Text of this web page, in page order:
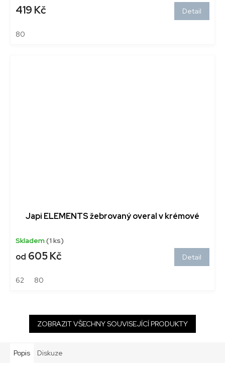
419 Kč Detail
80
Japi ELEMENTS žebrovaný overal v krémové
Skladem(1 ks)
od 605 Kč Detail
62 80
ZOBRAZIT VŠECHNY SOUVISEJÍCÍ PRODUKTY
Popis Diskuze